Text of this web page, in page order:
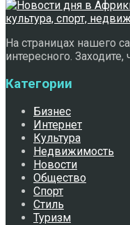
На страницах нашего
интересного.
Категории
Бизнес
Интернет
Культура
Недвижимость
Новости
Общество
Спорт
Стиль
Туризм